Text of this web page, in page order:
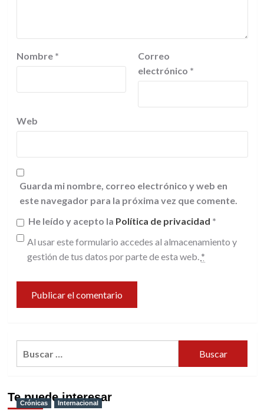
Nombre *
Correo
electrónico *
Web
Guarda mi nombre, correo electrónico y web en
este navegador para la próxima vez que comente.
He leído y acepto la Política de privacidad *
Al usar este formulario accedes al almacenamiento y
gestión de tus datos por parte de esta web. *
Te puede interesar
Crónicas Internacional